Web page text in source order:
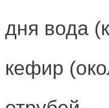
дня вода
кефир